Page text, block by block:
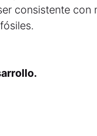
consistente con